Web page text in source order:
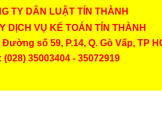
...xem chi tiết
...xem chi tiết
TY DÂN LUẬT TÍN THÀNH
DỊCH VỤ KẾ TOÁN TÍN THÀNH
số 59, P.14, Q. Gò Vấp, TP
(028) 35003404 - 35072919